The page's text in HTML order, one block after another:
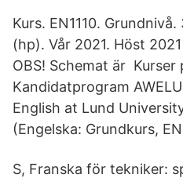
Kurs. EN1110.
(hp). Vår 2021. Höst
OBS! Schemat är Kurser
Kandidatprogram
English at Lund
(Engelska: Grundkurs,
S, Franska för tekniker: